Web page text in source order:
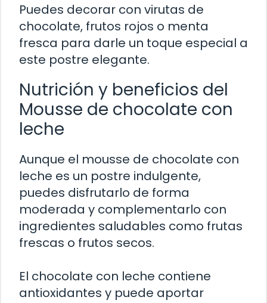
Puedes decorar con virutas de
chocolate, frutos rojos o menta
fresca para darle un toque especial a
este postre elegante.
Nutrición y beneficios del
Mousse de chocolate con
leche
Aunque el mousse de chocolate con
leche es un postre indulgente,
puedes disfrutarlo de forma
moderada y complementarlo con
ingredientes saludables como frutas
frescas o frutos secos.
El chocolate con leche contiene
antioxidantes y puede aportar